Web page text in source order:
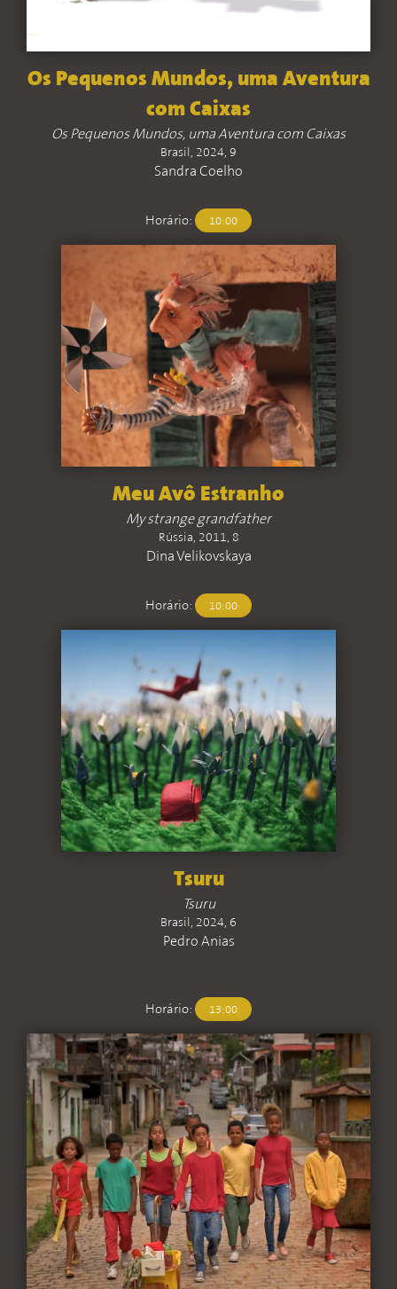
Os Pequenos Mundos, uma Aventura
com Caixas
Os Pequenos Mundos, uma Aventura com Caixas
Brasil, 2024, 9
Sandra Coelho
Horário: 10:00
Meu Avô Estranho
My strange grandfather
Rússia, 2011, 8
Dina Velikovskaya
Horário: 10:00
Tsuru
Tsuru
Brasil, 2024, 6
Pedro Anias
Horário: 13:00